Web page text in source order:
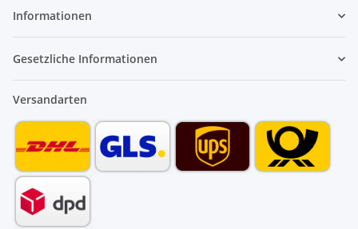
Informationen
Gesetzliche Informationen
Versandarten